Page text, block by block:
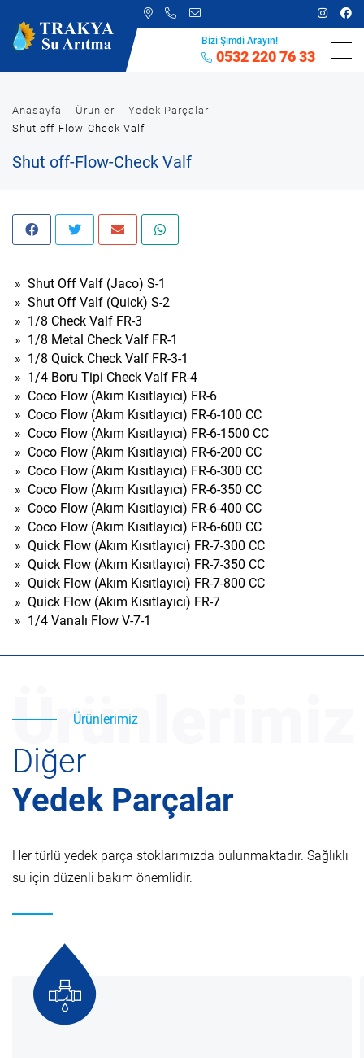
Bizi Şimdi Arayın!
0532 220 76 33
Anasayfa Ürünler
Yedek Parçalar
Shut off-Flow-Check Valf
Shut off-Flow-Check Valf
» Shut Off Valf (Jaco) S-1
» Shut Off Valf (Quick) S-2
» 1/8 Check Valf FR-3
» 1/8 Metal Check Valf FR-1
» 1/8 Quick Check Valf FR-3-1
» 1/4 Boru Tipi Check Valf FR-4
» Coco Flow (Akım Kısıtlayıcı) FR-6
» Coco Flow (Akım Kısıtlayıcı) FR-6-100 CC
» Coco Flow (Akım Kısıtlayıcı) FR-6-1500 CC
» Coco Flow (Akım Kısıtlayıcı) FR-6-200 CC
» Coco Flow (Akım Kısıtlayıcı) FR-6-300 CC
» Coco Flow (Akım Kısıtlayıcı) FR-6-350 CC
» Coco Flow (Akım Kısıtlayıcı) FR-6-400 CC
» Coco Flow (Akım Kısıtlayıcı) FR-6-600 CC
» Quick Flow (Akım Kısıtlayıcı) FR-7-300 CC
» Quick Flow (Akım Kısıtlayıcı) FR-7-350 CC
» Quick Flow (Akım Kısıtlayıcı) FR-7-800 CC
» Quick Flow (Akım Kısıtlayıcı) FR-7
» 1/4 Vanalı Flow V-7-1
Ürünlerimiz
Ürünlerimiz
Diğer
Yedek Parçalar
Her türlü yedek parça stoklarımızda bulunmaktadır. Sağlıklı
su için düzenli bakım önemlidir.